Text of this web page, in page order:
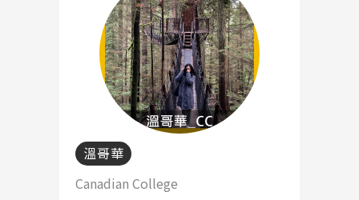
加拿大RO 任意門 遊學團
教育學區
溫哥華
Canadian College